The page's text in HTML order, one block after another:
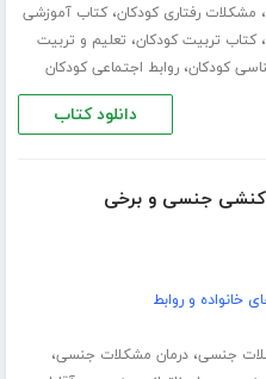
، مشکلات رفتاری کودکان،کتاب آموزشی
،کتاب تربیت کودکان، تعلیم و تربیت
کودکان،روابط اجتماعی کودکان
دانلود کتاب
کنشی جنسی و برخی
خانواده و روابط
جنسی،درمان مشکلات جنسی،